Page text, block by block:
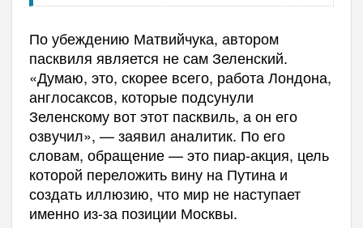
По убеждению Матвийчука, автором
пасквиля является не сам Зеленский.
«Думаю, это, скорее всего, работа Лондона,
англосаксов, которые подсунули
Зеленскому вот этот пасквиль, а он его
озвучил», — заявил аналитик. По его
словам, обращение — это пиар-акция, цель
которой переложить вину на Путина и
создать иллюзию, что мир не наступает
именно из-за позиции Москвы.